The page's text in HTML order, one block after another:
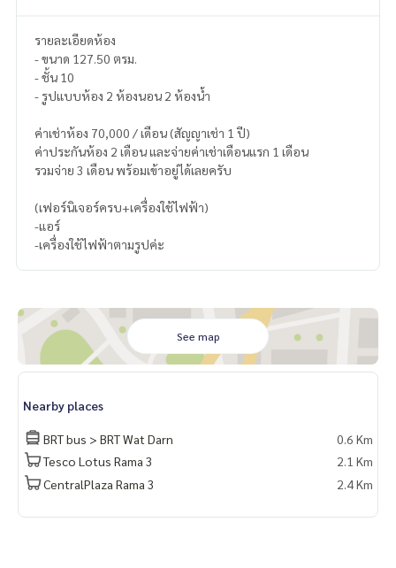
รายละเอียดห้อง
- ขนาด 127.50 ตรม.
- ชั้น 10
- รูปแบบห้อง 2 ห้องนอน 2 ห้องน้ำ
ค่าเช่าห้อง 70,000 / เดือน (สัญญาเช่า 1 ปี)
ค่าประกันห้อง 2 เดือน และจ่ายค่าเช่าเดือนแรก 1 เดือน
รวมจ่าย 3 เดือน พร้อมเข้าอยู่ได้เลยครับ
(เฟอร์นิเจอร์ครบ+เครื่องใช้ไฟฟ้า)
-แอร์
-เครื่องใช้ไฟฟ้าตามรูปค่ะ
See map
Nearby places
BRT bus > BRT Wat Darn
0.6 Km
Tesco Lotus Rama 3
2.1 Km
CentralPlaza Rama 3
2.4 Km